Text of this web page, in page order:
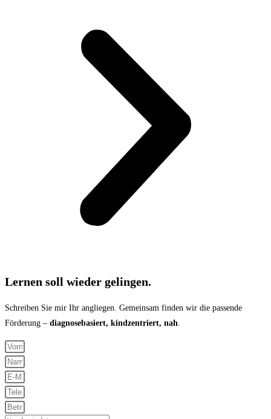
Lernen soll wieder gelingen.
Schreiben Sie mir Ihr angliegen. Gemeinsam finden wir die passende
Förderung – diagnosebasiert, kindzentriert, nah